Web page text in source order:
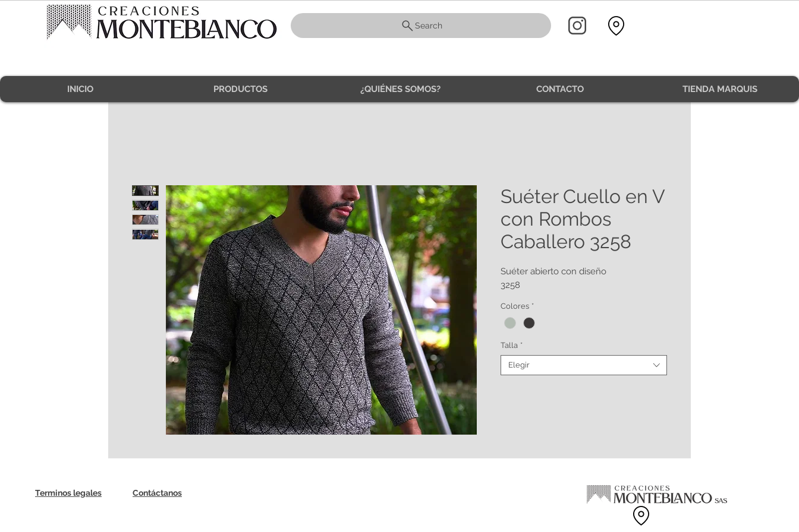
Search
INICIO PRODUCTOS ¿QUIÉNES SOMOS? CONTACTO TIENDA MARQUIS
Suéter Cuello en V
con Rombos
Caballero 3258
Suéter abierto con diseño
3258
Colores *
Talla *
Elegir
Terminos legales Contáctanos